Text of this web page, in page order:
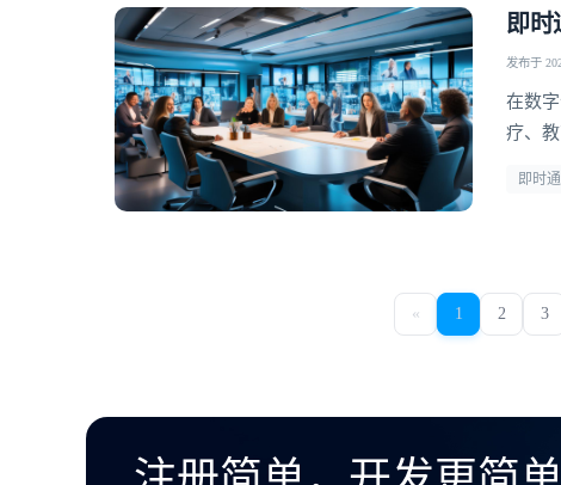
即时
发布于
在数
疗、
即时
« 1 2 3